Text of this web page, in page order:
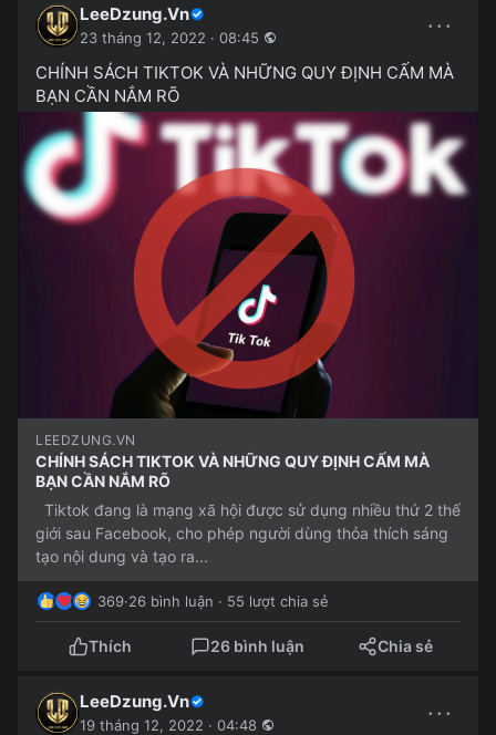
LeeDzung.Vn
23 tháng 12, 2022 · 08:45 ···
CHÍNH SÁCH TIKTOK VÀ NHỮNG QUY ĐỊNH CẤM MÀ
BẠN CẦN NẮM RÕ
LEEDZUNG.VN
CHÍNH SÁCH TIKTOK VÀ NHỮNG QUY ĐỊNH CẤM MÀ
BẠN CẦN NẮM RÕ
Tiktok đang là mạng xã hội được sử dụng nhiều thứ 2 thế
giới sau Facebook, cho phép người dùng thỏa thích sáng
tạo nội dung và tạo ra...
369·26 bình luận · 55 lượt chia sẻ
Thích 26 bình luận Chia sẻ
LeeDzung.Vn
19 tháng 12, 2022 · 04:48 ···